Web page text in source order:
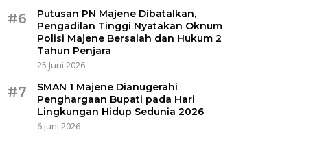
#6
Putusan PN Majene Dibatalkan,
Pengadilan Tinggi Nyatakan Oknum
Polisi Majene Bersalah dan Hukum 2
Tahun Penjara
25 Juni 2026
#7
SMAN 1 Majene Dianugerahi
Penghargaan Bupati pada Hari
Lingkungan Hidup Sedunia 2026
6 Juni 2026